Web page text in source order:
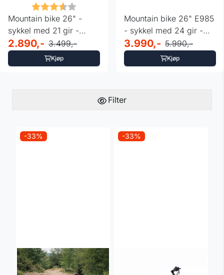
Karakter:
Mountain bike 26" -
sykkel med 21 gir -
grønn og sort
2.890,- 3.499,-
Kjøp
Mountain bike 26" E985
- sykkel med 24 gir -
hvit
3.990,- 5.990,-
Kjøp
Filter
-33% -33%